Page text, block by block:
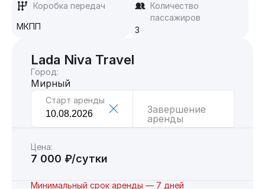
Коробка передач
МКПП
Количество
пассажиров
3
Lada Niva Travel
Город:
Мирный
Старт аренды
Завершение
аренды
Цена:
7 000 ₽/сутки
Минимальный срок аренды — 7 дней